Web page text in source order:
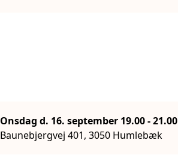
Onsdag d. 16. september 19.00-21.00
Baunebjergvej 401, 3050 Humlebæk